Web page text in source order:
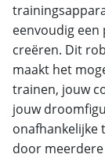
eenvoudig
creëren. Dit
maakt het
trainen, jouw
jouw
onafhankelijke
door